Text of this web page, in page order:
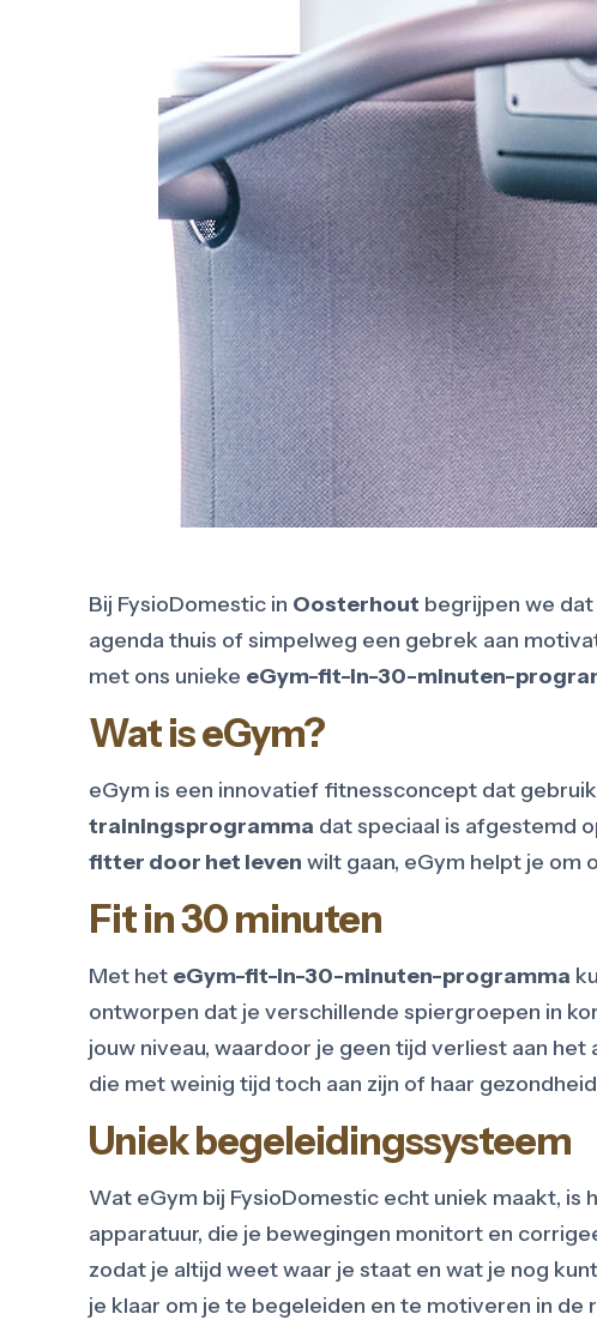
Bij FysioDomestic in Oosterhout begrijpen we
agenda thuis of simpelweg een gebrek aan
met ons unieke eGym-fit-in-30-minuten-
Wat is eGym?
eGym is een innovatief fitnessconcept dat
trainingsprogramma dat speciaal is afgestemd
fitter door het leven wilt gaan, eGym helpt je om
Fit in 30 minuten
Met het eGym-fit-in-30-minuten-programma
ontworpen dat je verschillende spiergroepen in
jouw niveau, waardoor je geen tijd verliest aan
die met weinig tijd toch aan zijn of haar
Uniek begeleidingssysteem
Wat eGym bij FysioDomestic echt uniek maakt, is
apparatuur, die je bewegingen monitort en
zodat je altijd weet waar je staat en wat je nog
je klaar om je te begeleiden en te motiveren in de